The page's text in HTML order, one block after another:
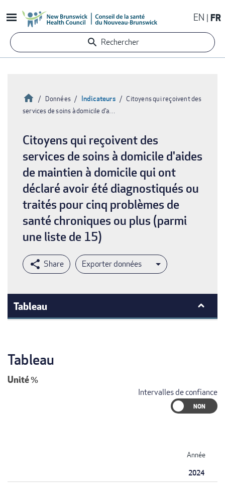
au
contenu
principal
EN FR
Rechercher
d'Ariane
Accueil
Données Indicateurs
Citoyens qui reçoivent des
services de soins à domicile d'a…
Citoyens qui reçoivent des
services de soins à domicile d'aides
de maintien à domicile qui ont
déclaré avoir été diagnostiqués ou
traités pour cinq problèmes de
santé chroniques ou plus (parmi
une liste de 15)
Exporter données
Tableau
Tableau
Unité%
Intervalles de confiance
Année
2024